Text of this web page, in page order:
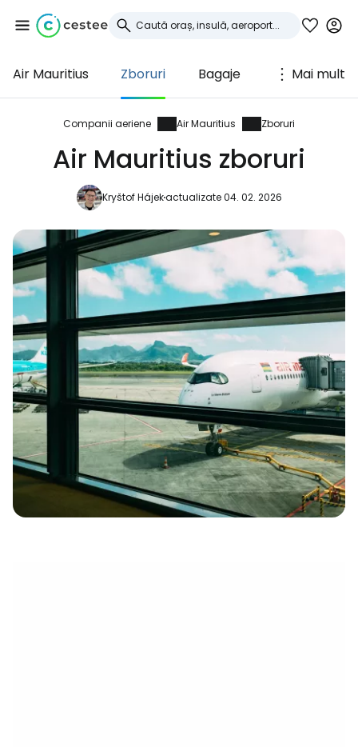
Air Mauritius Zboruri Bagaje Mai mult
Companii aeriene Air Mauritius Zboruri
Air Mauritius zboruri
Kryštof Hájekactualizate 04. 02. 2026
Conectați-vă la
Cestee
... comunitatea mondială a călătorilor
Continuați cu Facebook
Continuați cu e-mailul